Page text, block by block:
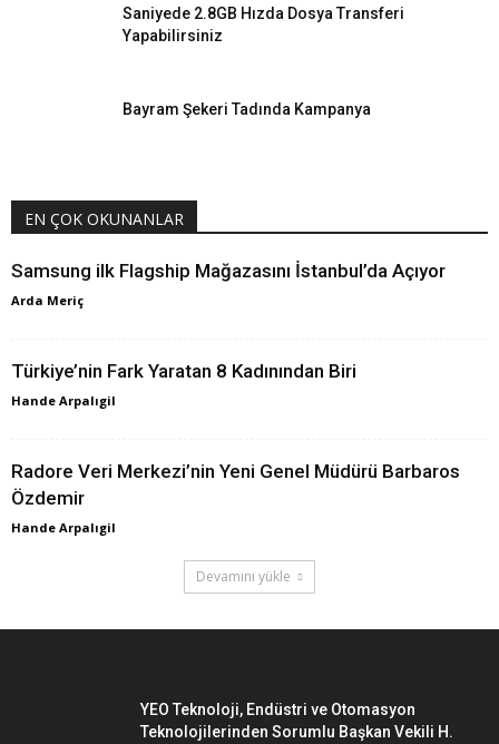
Saniyede 2.8GB Hızda Dosya Transferi
Yapabilirsiniz
Bayram Şekeri Tadında Kampanya
EN ÇOK OKUNANLAR
Samsung ilk Flagship Mağazasını İstanbul’da Açıyor
Arda Meriç
Türkiye’nin Fark Yaratan 8 Kadınından Biri
Hande Arpalıgil
Radore Veri Merkezi’nin Yeni Genel Müdürü Barbaros
Özdemir
Hande Arpalıgil
Devamını yükle
YEO Teknoloji, Endüstri ve Otomasyon
Teknolojilerinden Sorumlu Başkan Vekili H.